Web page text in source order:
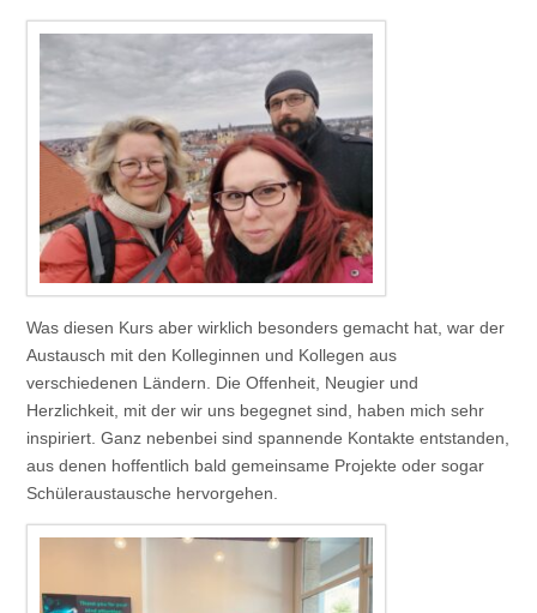
Was diesen Kurs aber wirklich besonders gemacht hat, war der
Austausch mit den Kolleginnen und Kollegen aus
verschiedenen Ländern. Die Offenheit, Neugier und
Herzlichkeit, mit der wir uns begegnet sind, haben mich sehr
inspiriert. Ganz nebenbei sind spannende Kontakte entstanden,
aus denen hoffentlich bald gemeinsame Projekte oder sogar
Schüleraustausche hervorgehen.